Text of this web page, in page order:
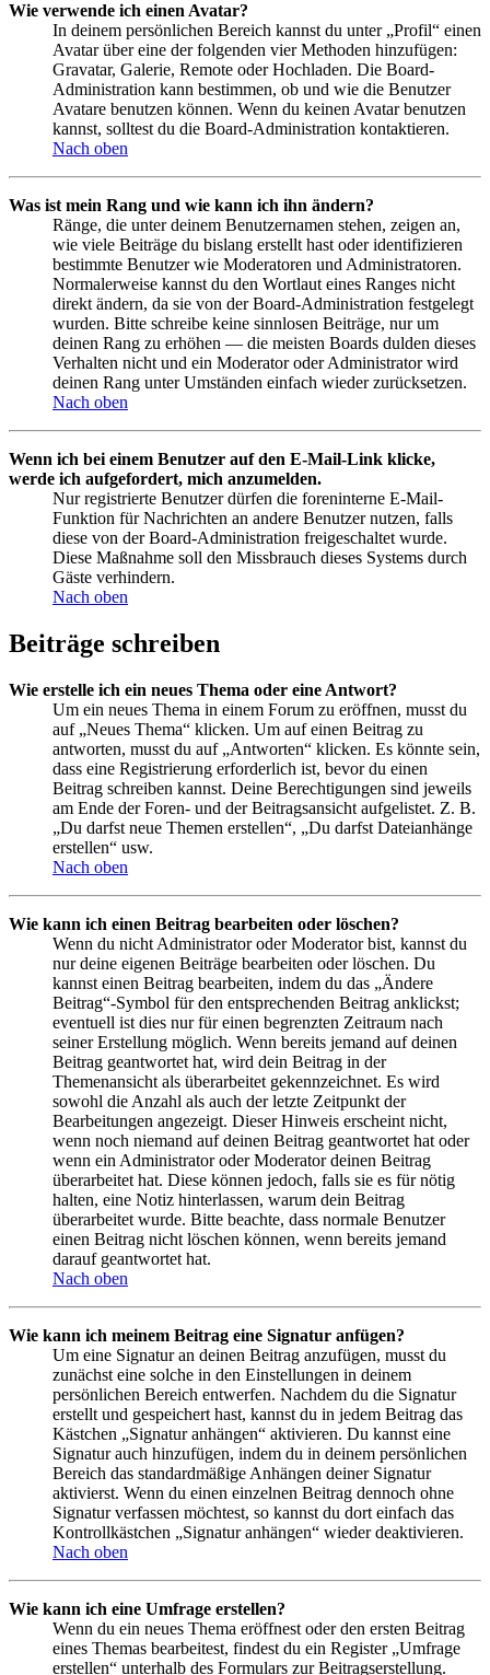
Wie verwende ich einen Avatar?
In deinem persönlichen Bereich kannst du unter „Profil“ einen
Avatar über eine der folgenden vier Methoden hinzufügen:
Gravatar, Galerie, Remote oder Hochladen. Die Board-
Administration kann bestimmen, ob und wie die Benutzer
Avatare benutzen können. Wenn du keinen Avatar benutzen
kannst, solltest du die Board-Administration kontaktieren.
Nach oben
Was ist mein Rang und wie kann ich ihn ändern?
Ränge, die unter deinem Benutzernamen stehen, zeigen an,
wie viele Beiträge du bislang erstellt hast oder identifizieren
bestimmte Benutzer wie Moderatoren und Administratoren.
Normalerweise kannst du den Wortlaut eines Ranges nicht
direkt ändern, da sie von der Board-Administration festgelegt
wurden. Bitte schreibe keine sinnlosen Beiträge, nur um
deinen Rang zu erhöhen — die meisten Boards dulden dieses
Verhalten nicht und ein Moderator oder Administrator wird
deinen Rang unter Umständen einfach wieder zurücksetzen.
Nach oben
Wenn ich bei einem Benutzer auf den E-Mail-Link klicke,
werde ich aufgefordert, mich anzumelden.
Nur registrierte Benutzer dürfen die foreninterne E-Mail-
Funktion für Nachrichten an andere Benutzer nutzen, falls
diese von der Board-Administration freigeschaltet wurde.
Diese Maßnahme soll den Missbrauch dieses Systems durch
Gäste verhindern.
Nach oben
Beiträge schreiben
Wie erstelle ich ein neues Thema oder eine Antwort?
Um ein neues Thema in einem Forum zu eröffnen, musst du
auf „Neues Thema“ klicken. Um auf einen Beitrag zu
antworten, musst du auf „Antworten“ klicken. Es könnte sein,
dass eine Registrierung erforderlich ist, bevor du einen
Beitrag schreiben kannst. Deine Berechtigungen sind jeweils
am Ende der Foren- und der Beitragsansicht aufgelistet. Z. B.
„Du darfst neue Themen erstellen“, „Du darfst Dateianhänge
erstellen“ usw.
Nach oben
Wie kann ich einen Beitrag bearbeiten oder löschen?
Wenn du nicht Administrator oder Moderator bist, kannst du
nur deine eigenen Beiträge bearbeiten oder löschen. Du
kannst einen Beitrag bearbeiten, indem du das „Ändere
Beitrag“-Symbol für den entsprechenden Beitrag anklickst;
eventuell ist dies nur für einen begrenzten Zeitraum nach
seiner Erstellung möglich. Wenn bereits jemand auf deinen
Beitrag geantwortet hat, wird dein Beitrag in der
Themenansicht als überarbeitet gekennzeichnet. Es wird
sowohl die Anzahl als auch der letzte Zeitpunkt der
Bearbeitungen angezeigt. Dieser Hinweis erscheint nicht,
wenn noch niemand auf deinen Beitrag geantwortet hat oder
wenn ein Administrator oder Moderator deinen Beitrag
überarbeitet hat. Diese können jedoch, falls sie es für nötig
halten, eine Notiz hinterlassen, warum dein Beitrag
überarbeitet wurde. Bitte beachte, dass normale Benutzer
einen Beitrag nicht löschen können, wenn bereits jemand
darauf geantwortet hat.
Nach oben
Wie kann ich meinem Beitrag eine Signatur anfügen?
Um eine Signatur an deinen Beitrag anzufügen, musst du
zunächst eine solche in den Einstellungen in deinem
persönlichen Bereich entwerfen. Nachdem du die Signatur
erstellt und gespeichert hast, kannst du in jedem Beitrag das
Kästchen „Signatur anhängen“ aktivieren. Du kannst eine
Signatur auch hinzufügen, indem du in deinem persönlichen
Bereich das standardmäßige Anhängen deiner Signatur
aktivierst. Wenn du einen einzelnen Beitrag dennoch ohne
Signatur verfassen möchtest, so kannst du dort einfach das
Kontrollkästchen „Signatur anhängen“ wieder deaktivieren.
Nach oben
Wie kann ich eine Umfrage erstellen?
Wenn du ein neues Thema eröffnest oder den ersten Beitrag
eines Themas bearbeitest, findest du ein Register „Umfrage
erstellen“ unterhalb des Formulars zur Beitragserstellung.